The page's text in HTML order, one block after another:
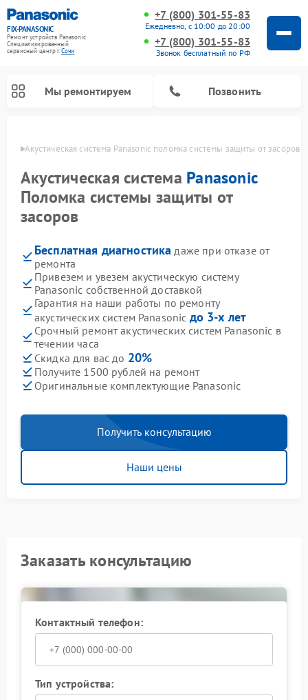
FIX-PANASONIC
Ремонт устройств Panasonic
Специализированный
cервисный центр г.Сочи
+7 (800) 301-55-83
Ежедневно, с 10:00 до 20:00
+7 (800) 301-55-83
Звонок бесплатный по РФ
Мы ремонтируем Позвонить
Акустическая система Panasonic поломка системы защиты от засоров
Акустическая система Panasonic
Поломка системы защиты от
засоров
Бесплатная диагностика даже при отказе от
ремонта
Привезем и увезем акустическую систему
Panasonic собственной доставкой
Гарантия на наши работы по ремонту
акустических систем Panasonic до 3-х лет
Срочный ремонт акустических систем Panasonic в
течении часа
Скидка для вас до 20%
Получите 1500 рублей на ремонт
Оригинальные комплектующие Panasonic
Получить консультацию
Наши цены
Заказать консультацию
Контактный телефон:
Тип устройства: